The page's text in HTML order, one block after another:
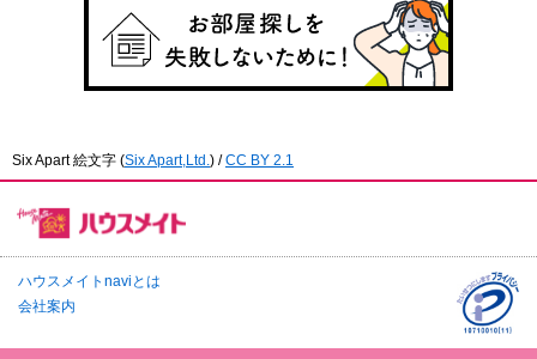
Six Apart 絵文字 (Six Apart,Ltd. ) /CC BY 2.1
ハウスメイトnaviとは
会社案内